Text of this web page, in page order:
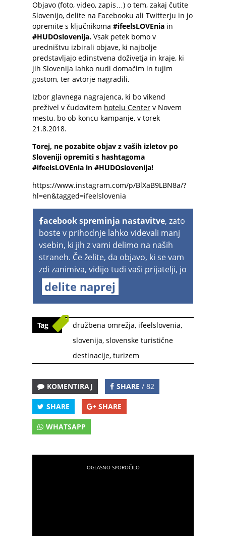
Objavo (foto, video, zapis…) o tem, zakaj čutite
Slovenijo, delite na Facebooku ali Twitterju in jo
opremite s ključnikoma #ifeelsLOVEnia in
#HUDOslovenija. Vsak petek bomo v
uredništvu izbirali objave, ki najbolje
predstavljajo edinstvena doživetja in kraje, ki
jih Slovenija lahko nudi domačim in tujim
gostom, ter avtorje nagradili.
Izbor glavnega nagrajenca, ki bo vikend
preživel v čudovitem hotelu Center v Novem
mestu, bo ob koncu kampanje, v torek
21.8.2018.
Torej, ne pozabite objav z vaših izletov po
Sloveniji opremiti s hashtagoma
#ifeelsLOVEnia in #HUDOslovenija!
https://www.instagram.com/p/BlXaB9LBN8a/?
hl=en&tagged=ifeelslovenia
acebook spreminja nastavitve, zato
boste v prihodnje lahko videvali manj
vsebin, ki jih z vami delimo na naših
straneh. Če želite, da objavo, ki se vam
zdi zanimiva, vidijo tudi vaši prijatelji, jo
delite naprej
Tag družbena omrežja, ifeelslovenia,
slovenija, slovenske turistične
destinacije, turizem
KOMENTIRAJ SHARE / 82
SHARE SHARE
WHATSAPP